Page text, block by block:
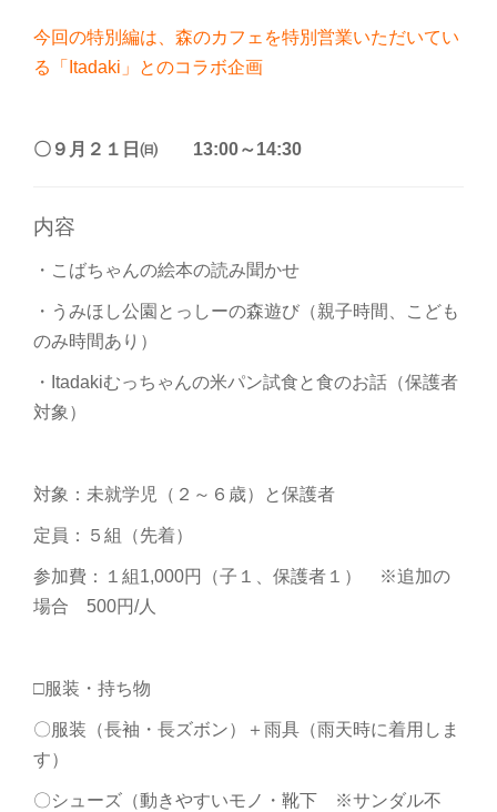
今回の特別編は、森のカフェを特別営業いただいてい
る「Itadaki」とのコラボ企画
〇９月２１日㈰ 13:00～14:30
内容
・こばちゃんの絵本の読み聞かせ
・うみほし公園とっしーの森遊び（親子時間、こども
のみ時間あり）
・Itadakiむっちゃんの米パン試食と食のお話（保護者
対象）
対象：未就学児（２～６歳）と保護者
定員：５組（先着）
参加費：１組1,000円（子１、保護者１） ※追加の
場合 500円/人
□服装・持ち物
〇服装（長袖・長ズボン）＋雨具（雨天時に着用しま
す）
〇シューズ（動きやすいモノ・靴下 ※サンダル不